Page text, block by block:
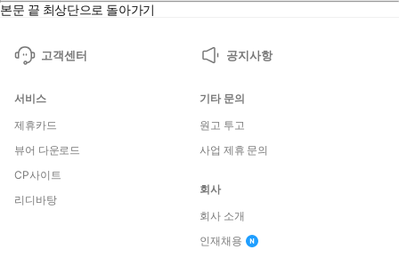
본문 끝 최상단으로 돌아가기
고객센터 공지사항
서비스
제휴카드
뷰어 다운로드
CP사이트
리디바탕
기타 문의
원고 투고
사업 제휴 문의
회사
회사 소개
인재채용